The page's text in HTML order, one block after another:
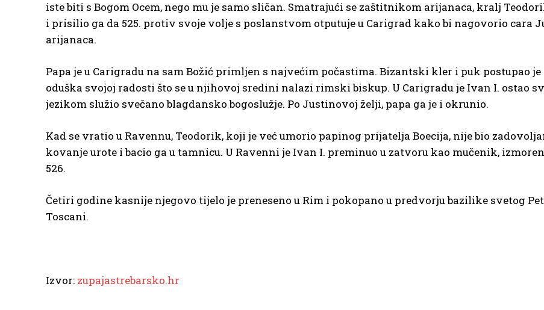
iste biti s Bogom Ocem, nego mu je samo sličan. Smatrajući se zaštitnikom arijanaca, kralj
i prisilio ga da 525. protiv svoje volje s poslanstvom otputuje u Carigrad kako bi nagovorio cara
arijanaca.
Papa je u Carigradu na sam Božić primljen s najvećim počastima. Bizantski kler i puk postupao je
oduška svojoj radosti što se u njihovoj sredini nalazi rimski biskup. U Carigradu je Ivan I. ostao
jezikom služio svečano blagdansko bogoslužje. Po Justinovoj želji, papa ga je i okrunio.
Kad se vratio u Ravennu, Teodorik, koji je već umorio papinog prijatelja Boecija, nije bio
kovanje urote i bacio ga u tamnicu. U Ravenni je Ivan I. preminuo u zatvoru kao mučenik,
526.
Četiri godine kasnije njegovo tijelo je preneseno u Rim i pokopano u predvorju bazilike svetog
Toscani.
Izvor: zupajastrebarsko.hr